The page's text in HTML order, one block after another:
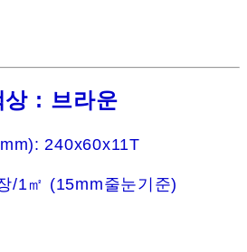
상 : 브라운
240x60x11T
/1㎡ (15mm줄눈기준)